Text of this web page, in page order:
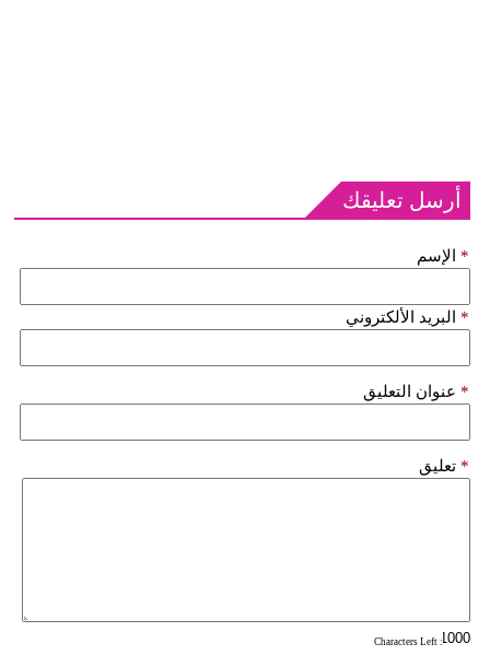
أرسل تعليقك
الإسم *
البريد الألكتروني *
عنوان التعليق *
تعليق *
: Characters Left